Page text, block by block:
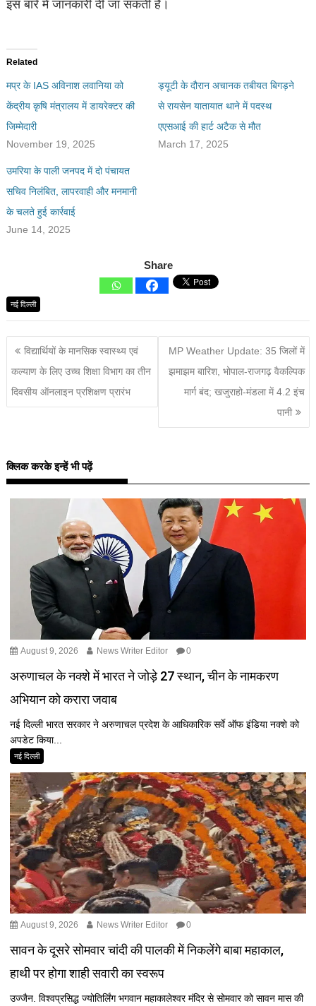
इस बारे में जानकारी दी जा सकती है।
Related
मप्र के IAS अविनाश लवानिया को
केंद्रीय कृषि मंत्रालय में डायरेक्टर की
जिम्मेदारी
November 19, 2025
ड्यूटी के दौरान अचानक तबीयत बिगड़ने
से रायसेन यातायात थाने में पदस्थ
एएसआई की हार्ट अटैक से मौत
March 17, 2025
उमरिया के पाली जनपद में दो पंचायत
सचिव निलंबित, लापरवाही और मनमानी
के चलते हुई कार्रवाई
June 14, 2025
Share
नई दिल्ली
विद्यार्थियों के मानसिक स्वास्थ्य एवं
कल्याण के लिए उच्च शिक्षा विभाग का तीन
दिवसीय ऑनलाइन प्रशिक्षण प्रारंभ
MP Weather Update: 35 जिलों में
झमाझम बारिश, भोपाल-राजगढ़ वैकल्पिक
मार्ग बंद; खजुराहो-मंडला में 4.2 इंच
पानी
क्लिक करके इन्हें भी पढ़ें
August 9, 2026 News Writer Editor 0
अरुणाचल के नक्शे में भारत ने जोड़े 27 स्थान, चीन के नामकरण
अभियान को करारा जवाब
नई दिल्ली भारत सरकार ने अरुणाचल प्रदेश के आधिकारिक सर्वे ऑफ इंडिया नक्शे को
अपडेट किया...
नई दिल्ली
August 9, 2026 News Writer Editor 0
सावन के दूसरे सोमवार चांदी की पालकी में निकलेंगे बाबा महाकाल,
हाथी पर होगा शाही सवारी का स्वरूप
उज्जैन. विश्वप्रसिद्ध ज्योतिर्लिंग भगवान महाकालेश्वर मंदिर से सोमवार को सावन मास की